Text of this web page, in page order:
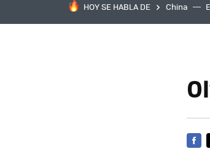
HOY SE HABLA DE China